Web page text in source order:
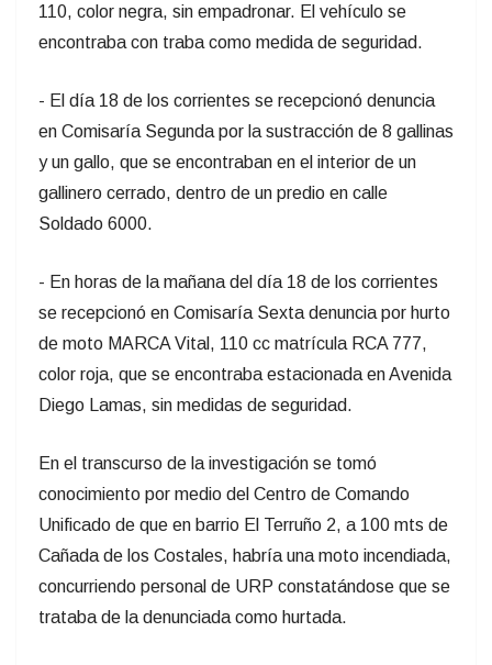
110, color negra, sin empadronar. El vehículo se
encontraba con traba como medida de seguridad.
- El día 18 de los corrientes se recepcionó denuncia
en Comisaría Segunda por la sustracción de 8 gallinas
y un gallo, que se encontraban en el interior de un
gallinero cerrado, dentro de un predio en calle
Soldado 6000.
- En horas de la mañana del día 18 de los corrientes
se recepcionó en Comisaría Sexta denuncia por hurto
de moto MARCA Vital, 110 cc matrícula RCA 777,
color roja, que se encontraba estacionada en Avenida
Diego Lamas, sin medidas de seguridad.
En el transcurso de la investigación se tomó
conocimiento por medio del Centro de Comando
Unificado de que en barrio El Terruño 2, a 100 mts de
Cañada de los Costales, habría una moto incendiada,
concurriendo personal de URP constatándose que se
trataba de la denunciada como hurtada.